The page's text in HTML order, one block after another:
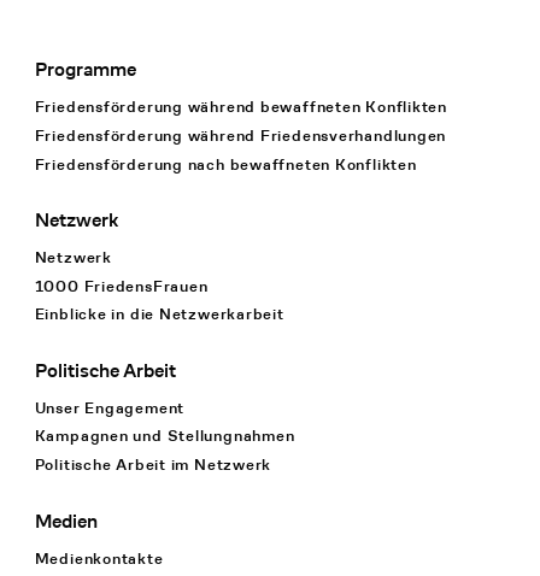
Footer Navigation
Programme
Friedensförderung während bewaffneten Konflikten
Friedensförderung während Friedens­verhandlungen
Friedensförderung nach bewaffneten Konflikten
Netzwerk
Netzwerk
1000 FriedensFrauen
Einblicke in die Netzwerkarbeit
Politische Arbeit
Unser Engagement
Kampagnen und Stellungnahmen
Politische Arbeit im Netzwerk
Medien
Medienkontakte